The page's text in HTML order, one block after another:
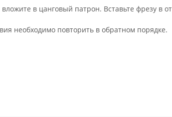
в цанговый патрон. Вставьте фрезу в
необходимо повторить в обратном порядке.